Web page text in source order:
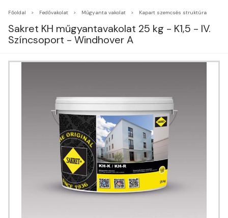
Főoldal Fedővakolat Műgyanta vakolat Kapart szemcsés struktúra
Sakret KH műgyantavakolat 25 kg - K1,5 - IV.
Színcsoport - Windhover A